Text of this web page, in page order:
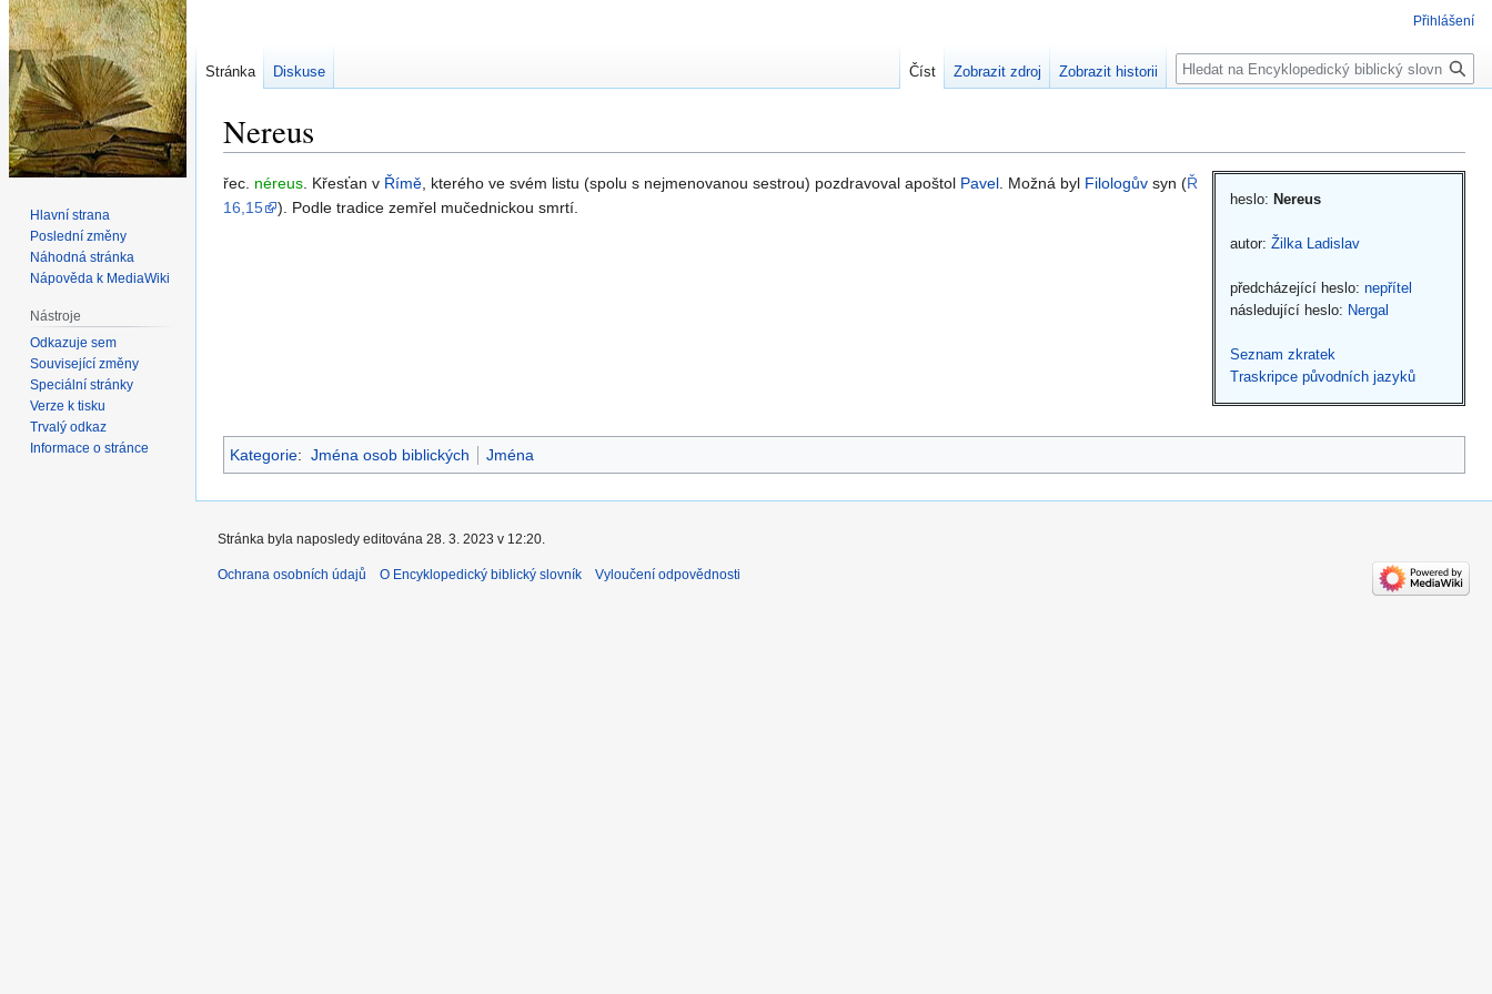
Nereus
Skočit
na
Skočit
na
heslo: Nereus
autor: Žilka Ladislav
předcházející heslo: nepřítel
následující heslo: Nergal
Seznam zkratek
Traskripce původních jazyků
řec. néreus. Křesťan v Římě, kterého ve svém listu (spolu s nejmenovanou sestrou) pozdravoval apoštol Pavel. Možná byl Filologův syn (Ř
16,15
). Podle tradice zemřel mučednickou smrtí.
Kategorie: Jména osob biblických Jména
Přihlášení
Stránka Diskuse Číst Zobrazit zdroj Zobrazit historii Hledat
Hlavní strana
Poslední změny
Náhodná stránka
Nápověda k MediaWiki
Nástroje
Odkazuje sem
Související změny
Speciální stránky
Verze k tisku
Trvalý odkaz
Informace o stránce
Stránka byla naposledy editována 28. 3. 2023 v 12:20.
Ochrana osobních údajů O Encyklopedický biblický slovník Vyloučení odpovědnosti